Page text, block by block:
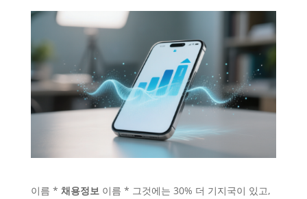
이름 * 채용정보이름 * 그것에는 30% 더 기지국이 있고,